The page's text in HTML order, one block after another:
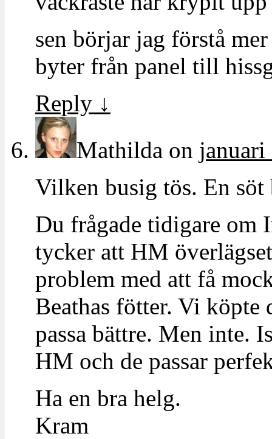
sen börjar jag förstå
byter från panel till
Reply ↓
Mathilda on januari
Vilken busig tös. En söt
Du frågade tidigare om
tycker att HM
problem med att få
Beathas fötter. Vi
passa bättre. Men inte.
HM och de passar
Ha en bra helg.
Kram